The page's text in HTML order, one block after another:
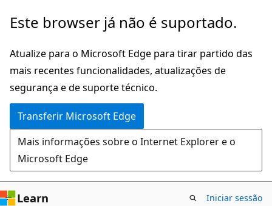
Saltar
o
conteúdo
principal
Este browser já não é suportado.
Atualize para o Microsoft Edge para tirar partido das
mais recentes funcionalidades, atualizações de
segurança e de suporte técnico.
Transferir Microsoft Edge
Mais informações sobre o Internet Explorer e o
Microsoft Edge
Learn Iniciar sessão